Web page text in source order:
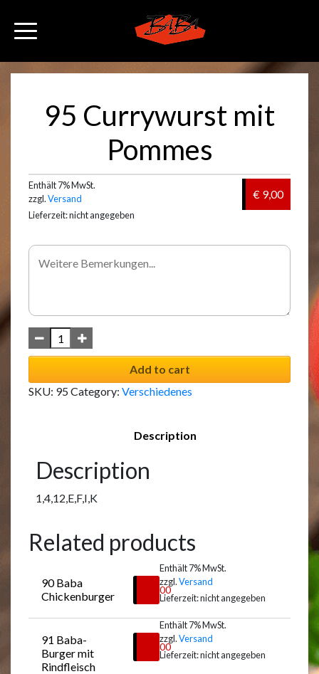
95 Currywurst mit
Pommes
€ 9,00
Enthält 7% MwSt.
zzgl.Versand
Lieferzeit: nicht angegeben
Add to cart
SKU: 95Category: Verschiedenes
Description
Description
1,4,12,E,F,I,K
Related products
90 Baba
Chickenburger
8,00
Enthält 7% MwSt.
zzgl.Versand
Lieferzeit: nicht angegeben
91 Baba-
Burger mit
Rindfleisch
9,00
Enthält 7% MwSt.
zzgl.Versand
Lieferzeit: nicht angegeben